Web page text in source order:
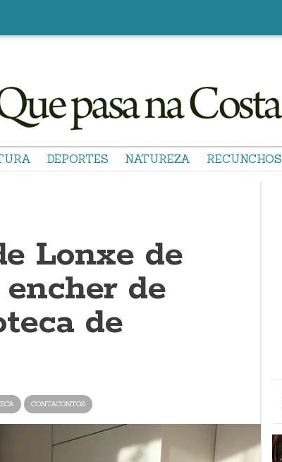
DEPORTES NATUREZA RECUNCHOS
Lonxe de
de
de
CONTACONTOS